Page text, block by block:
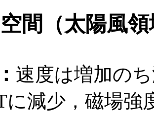
間（太陽風
速度は増加の
に減少，磁場強